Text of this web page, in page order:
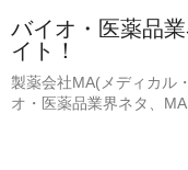
バイオ・医薬品
イト！
製薬会社MA(メディカル
オ・医薬品業界ネタ、